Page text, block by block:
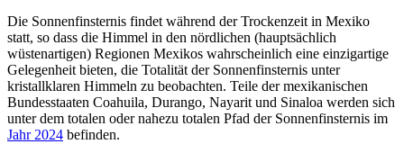
Die Sonnenfinsternis findet während der Trockenzeit in Mexiko
statt, so dass die Himmel in den nördlichen (hauptsächlich
wüstenartigen) Regionen Mexikos wahrscheinlich eine einzigartige
Gelegenheit bieten, die Totalität der Sonnenfinsternis unter
kristallklaren Himmeln zu beobachten. Teile der mexikanischen
Bundesstaaten Coahuila, Durango, Nayarit und Sinaloa werden sich
unter dem totalen oder nahezu totalen Pfad der Sonnenfinsternis im
Jahr 2024 befinden.